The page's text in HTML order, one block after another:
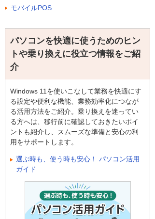
モバイルPOS
パソコンを快適に使うためのヒン
トや乗り換えに役立つ情報をご紹
介
Windows 11を使いこなして業務を快適にす
る設定や便利な機能、業務効率化につなが
る活用方法をご紹介。乗り換えを迷ってい
る方へは、移行前に確認しておきたいポイ
ントも紹介し、スムーズな準備と安心の利
用をサポートします。
選ぶ時も、使う時も安心！ パソコン活用
ガイド